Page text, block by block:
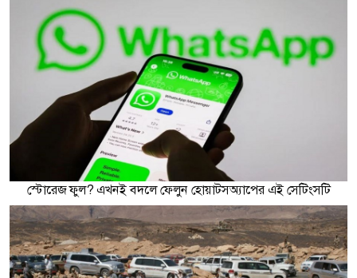
স্টোরেজ ফুল? এখনই বদলে ফেলুন হোয়াটসঅ্যাপের এই সেটিংসটি